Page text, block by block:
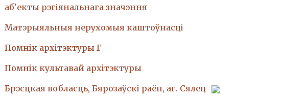
аб'екты рэгіянальнага значэння
Матэрыяльныя нерухомыя каштоўнасці
Помнiк архiтэктуры Г
Помнiк культавай архiтэктуры
Брэсцкая вобласць, Бярозаўскі раён, аг. Сялец